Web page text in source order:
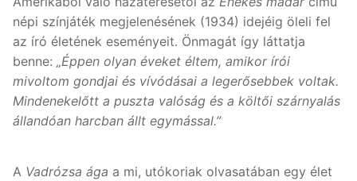
népi színjáték megjelenésének (1934) idejéig öleli fel
az író életének eseményeit. Önmagát így láttatja
benne: „Éppen olyan éveket éltem, amikor írói
mivoltom gondjai és vívódásai a legerősebbek voltak.
Mindenekelőtt a puszta valóság és a költői szárnyalás
állandóan harcban állt egymással.”
A Vadrózsa ága a mi, utókoriak olvasatában egy élet